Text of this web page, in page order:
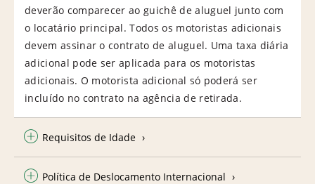
deverão comparecer ao guichê de aluguel junto com
o locatário principal. Todos os motoristas adicionais
devem assinar o contrato de aluguel. Uma taxa diária
adicional pode ser aplicada para os motoristas
adicionais. O motorista adicional só poderá ser
incluído no contrato na agência de retirada.
Requisitos de Idade
Política de Deslocamento Internacional